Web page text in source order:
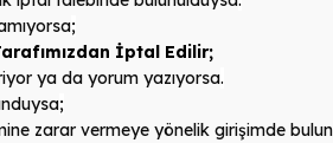
;
İptal Edilir;
ya da yorum yazıyorsa.
;
zarar vermeye yönelik girişimde